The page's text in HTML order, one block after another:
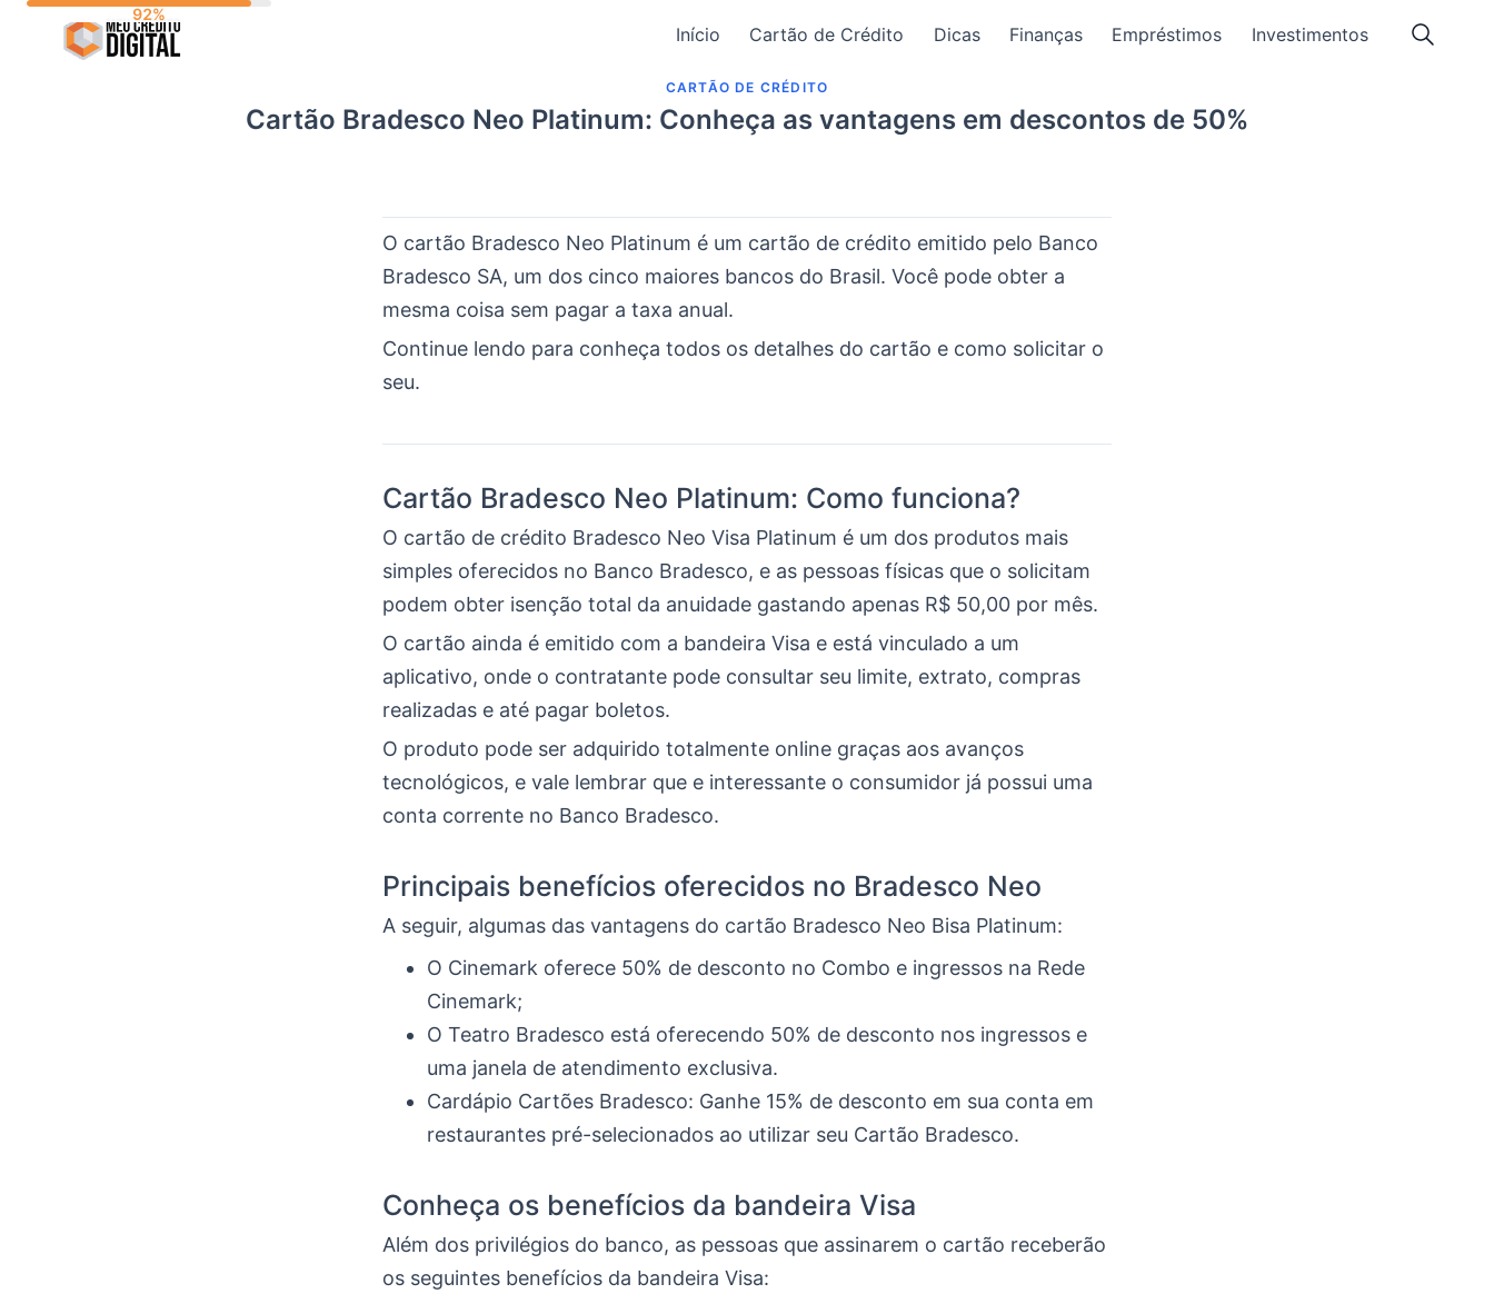
Início Cartão de Crédito Dicas Finanças Empréstimos Investimentos
CARTÃO DE CRÉDITO
Cartão Bradesco Neo Platinum: Conheça as vantagens em descontos de 50%
O cartão Bradesco Neo Platinum é um cartão de crédito emitido pelo Banco
Bradesco SA, um dos cinco maiores bancos do Brasil. Você pode obter a
mesma coisa sem pagar a taxa anual.
Continue lendo para conheça todos os detalhes do cartão e como solicitar o
seu.
Cartão Bradesco Neo Platinum: Como funciona?
O cartão de crédito Bradesco Neo Visa Platinum é um dos produtos mais
simples oferecidos no Banco Bradesco, e as pessoas físicas que o solicitam
podem obter isenção total da anuidade gastando apenas R$ 50,00 por mês.
O cartão ainda é emitido com a bandeira Visa e está vinculado a um
aplicativo, onde o contratante pode consultar seu limite, extrato, compras
realizadas e até pagar boletos.
O produto pode ser adquirido totalmente online graças aos avanços
tecnológicos, e vale lembrar que e interessante o consumidor já possui uma
conta corrente no Banco Bradesco.
Principais benefícios oferecidos no Bradesco Neo
A seguir, algumas das vantagens do cartão Bradesco Neo Bisa Platinum:
O Cinemark oferece 50% de desconto no Combo e ingressos na Rede
Cinemark;
O Teatro Bradesco está oferecendo 50% de desconto nos ingressos e
uma janela de atendimento exclusiva.
Cardápio Cartões Bradesco: Ganhe 15% de desconto em sua conta em
restaurantes pré-selecionados ao utilizar seu Cartão Bradesco.
Conheça os benefícios da bandeira Visa
Além dos privilégios do banco, as pessoas que assinarem o cartão receberão
os seguintes benefícios da bandeira Visa: